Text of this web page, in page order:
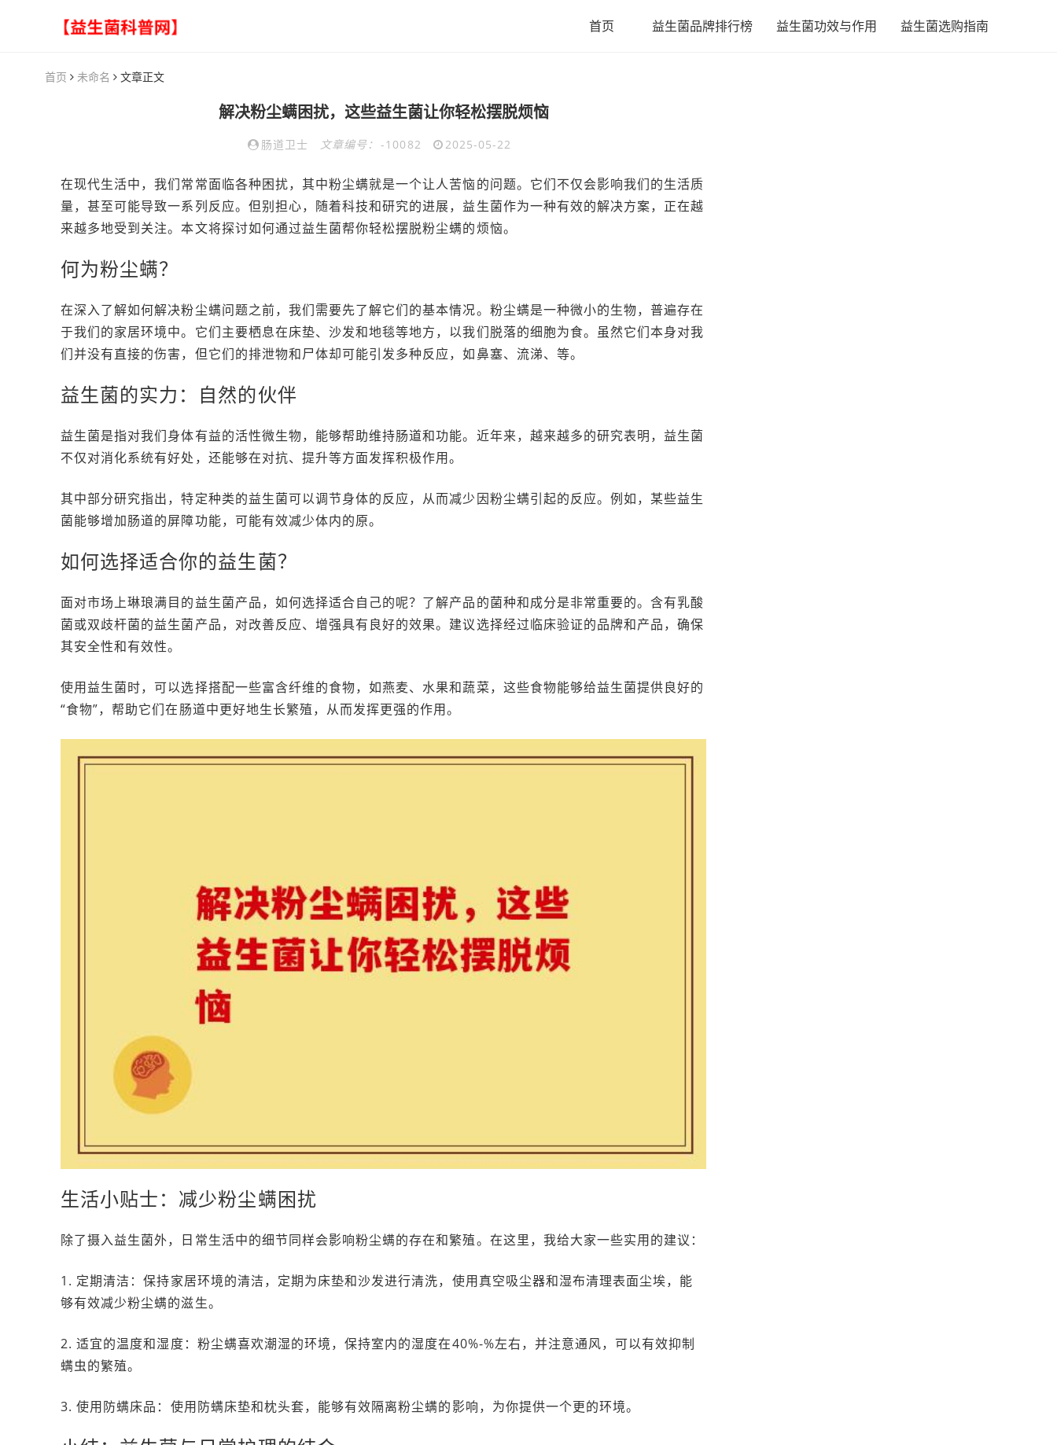
首页 益生菌品牌排行榜 益生菌功效与作用 益生菌选购指南
首页 未命名 文章正文
解决粉尘螨困扰，这些益生菌让你轻松摆脱烦恼
肠道卫士 文章编号： -10082 2025-05-22
在现代生活中，我们常常面临各种困扰，其中粉尘螨就是一个让人苦恼的问题。它们不仅会影响我们的生活质
量，甚至可能导致一系列反应。但别担心，随着科技和研究的进展，益生菌作为一种有效的解决方案，正在越
来越多地受到关注。本文将探讨如何通过益生菌帮你轻松摆脱粉尘螨的烦恼。
何为粉尘螨？
在深入了解如何解决粉尘螨问题之前，我们需要先了解它们的基本情况。粉尘螨是一种微小的生物，普遍存在
于我们的家居环境中。它们主要栖息在床垫、沙发和地毯等地方，以我们脱落的细胞为食。虽然它们本身对我
们并没有直接的伤害，但它们的排泄物和尸体却可能引发多种反应，如鼻塞、流涕、等。
益生菌的实力：自然的伙伴
益生菌是指对我们身体有益的活性微生物，能够帮助维持肠道和功能。近年来，越来越多的研究表明，益生菌
不仅对消化系统有好处，还能够在对抗、提升等方面发挥积极作用。
其中部分研究指出，特定种类的益生菌可以调节身体的反应，从而减少因粉尘螨引起的反应。例如，某些益生
菌能够增加肠道的屏障功能，可能有效减少体内的原。
如何选择适合你的益生菌？
面对市场上琳琅满目的益生菌产品，如何选择适合自己的呢？了解产品的菌种和成分是非常重要的。含有乳酸
菌或双歧杆菌的益生菌产品，对改善反应、增强具有良好的效果。建议选择经过临床验证的品牌和产品，确保
其安全性和有效性。
使用益生菌时，可以选择搭配一些富含纤维的食物，如燕麦、水果和蔬菜，这些食物能够给益生菌提供良好的
“食物”，帮助它们在肠道中更好地生长繁殖，从而发挥更强的作用。
生活小贴士：减少粉尘螨困扰
除了摄入益生菌外，日常生活中的细节同样会影响粉尘螨的存在和繁殖。在这里，我给大家一些实用的建议：
1. 定期清洁：保持家居环境的清洁，定期为床垫和沙发进行清洗，使用真空吸尘器和湿布清理表面尘埃，能
够有效减少粉尘螨的滋生。
2. 适宜的温度和湿度：粉尘螨喜欢潮湿的环境，保持室内的湿度在40%-%左右，并注意通风，可以有效抑制
螨虫的繁殖。
3. 使用防螨床品：使用防螨床垫和枕头套，能够有效隔离粉尘螨的影响，为你提供一个更的环境。